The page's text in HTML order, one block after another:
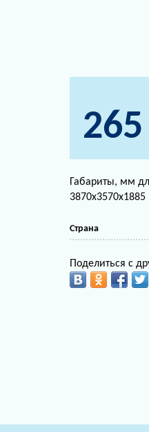
Габариты, мм
3870х3570х1885
Страна
Поделиться с